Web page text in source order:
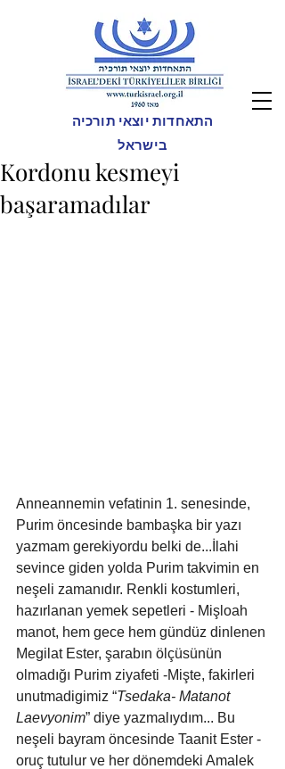
התאחדות יוצאי תורכיה
בישראל
Kordonu kesmeyi
başaramadılar
Anneannemin vefatinin 1. senesinde,
Purim öncesinde bambaşka bir yazı
yazmam gerekiyordu belki de...İlahi
sevince giden yolda Purim takvimin en
neşeli zamanıdır. Renkli kostumleri,
hazırlanan yemek sepetleri - Mişloah
manot, hem gece hem gündüz dinlenen
Megilat Ester, şarabın ölçüsünün
olmadığı Purim ziyafeti -Mişte, fakirleri
unutmadigimiz “Tsedaka- Matanot
Laevyonim” diye yazmalıydım... Bu
neşeli bayram öncesinde Taanit Ester -
oruç tutulur ve her dönemdeki Amalek